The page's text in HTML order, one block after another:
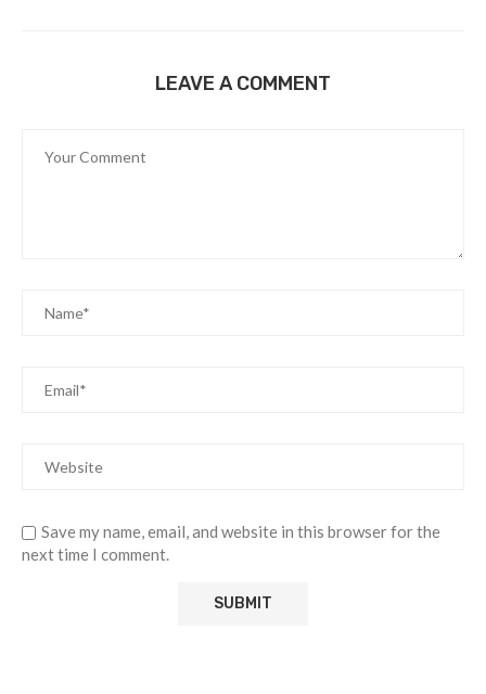
LEAVE A COMMENT
Save my name, email, and website in this browser for the
next time I comment.